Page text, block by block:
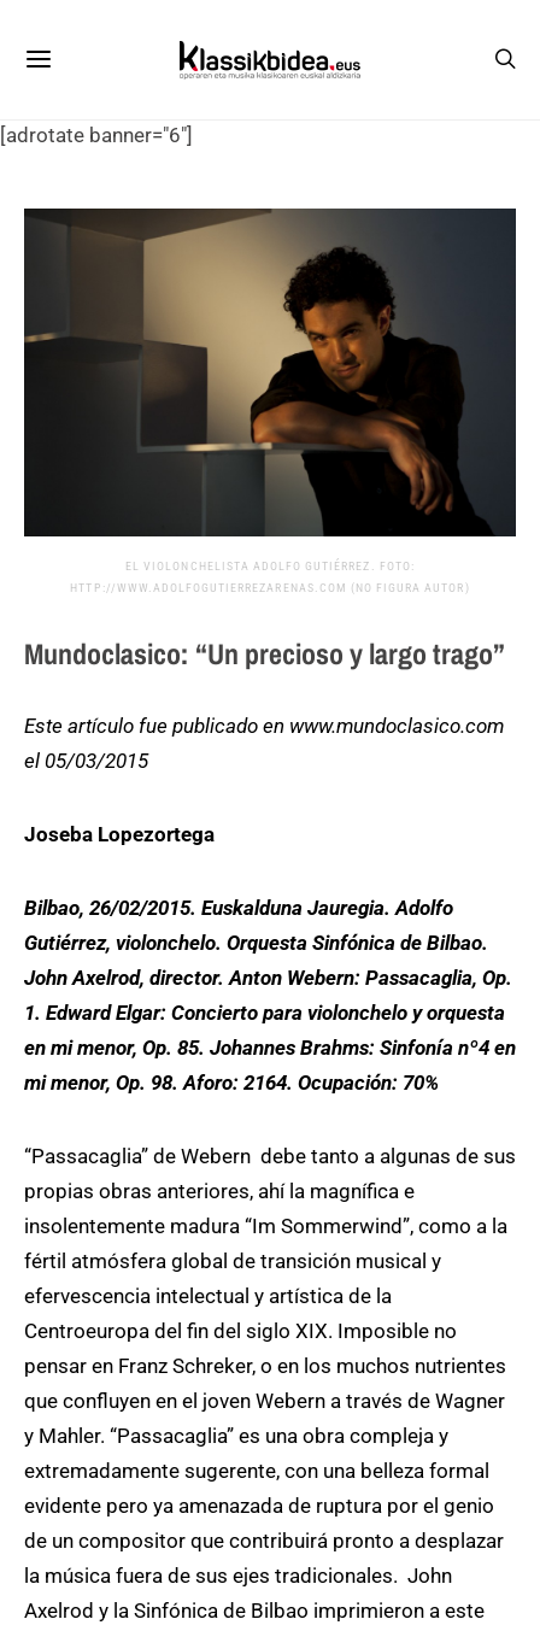
[adrotate banner="6"]
EL VIOLONCHELISTA ADOLFO GUTIÉRREZ. FOTO:
HTTP://WWW.ADOLFOGUTIERREZARENAS.COM (NO FIGURA AUTOR)
Mundoclasico: “Un precioso y largo trago”
Este artículo fue publicado en www.mundoclasico.com
el 05/03/2015
Joseba Lopezortega
Bilbao, 26/02/2015. Euskalduna Jauregia. Adolfo
Gutiérrez, violonchelo. Orquesta Sinfónica de Bilbao.
John Axelrod, director. Anton Webern: Passacaglia, Op.
1. Edward Elgar: Concierto para violonchelo y orquesta
en mi menor, Op. 85. Johannes Brahms: Sinfonía nº4 en
mi menor, Op. 98. Aforo: 2164. Ocupación: 70%
“Passacaglia” de Webern debe tanto a algunas de sus
propias obras anteriores, ahí la magnífica e
insolentemente madura “Im Sommerwind”, como a la
fértil atmósfera global de transición musical y
efervescencia intelectual y artística de la
Centroeuropa del fin del siglo XIX. Imposible no
pensar en Franz Schreker, o en los muchos nutrientes
que confluyen en el joven Webern a través de Wagner
y Mahler. “Passacaglia” es una obra compleja y
extremadamente sugerente, con una belleza formal
evidente pero ya amenazada de ruptura por el genio
de un compositor que contribuirá pronto a desplazar
la música fuera de sus ejes tradicionales. John
Axelrod y la Sinfónica de Bilbao imprimieron a este